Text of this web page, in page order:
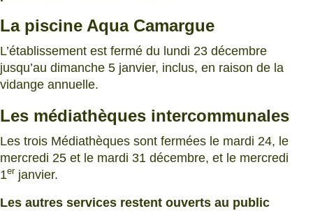
La piscine Aqua Camargue
L’établissement est fermé du lundi 23 décembre
jusqu’au dimanche 5 janvier, inclus, en raison de la
vidange annuelle.
Les médiathèques intercommunales
Les trois Médiathèques sont fermées le mardi 24, le
mercredi 25 et le mardi 31 décembre, et le mercredi
1erjanvier.
Les autres services restent ouverts au public